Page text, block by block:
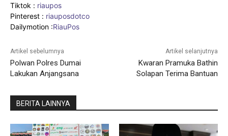
Tiktok : riaupos
Pinterest : riauposdotco
Dailymotion :RiauPos
Artikel sebelumnya
Polwan Polres Dumai
Lakukan Anjangsana
Artikel selanjutnya
Kwaran Pramuka Bathin
Solapan Terima Bantuan
BERITA LAINNYA